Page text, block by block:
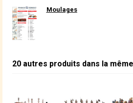
Moulages
20 autres produits dans la